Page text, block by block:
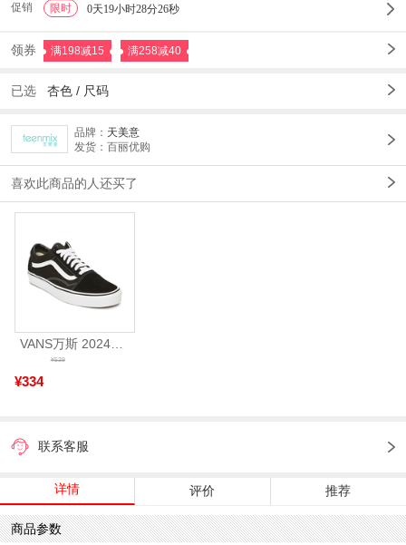
促销 限时 0天19小时28分24秒
领券 满198减15 满258减40
已选 杏色 / 尺码
品牌： 天美意
发货：百丽优购
喜欢此商品的人还买了
VANS万斯 2024年新款中性OldSkool帆布鞋/硫化鞋VN000D3HY28（延续款）
¥334
¥539
联系客服
详情 评价 推荐
商品参数